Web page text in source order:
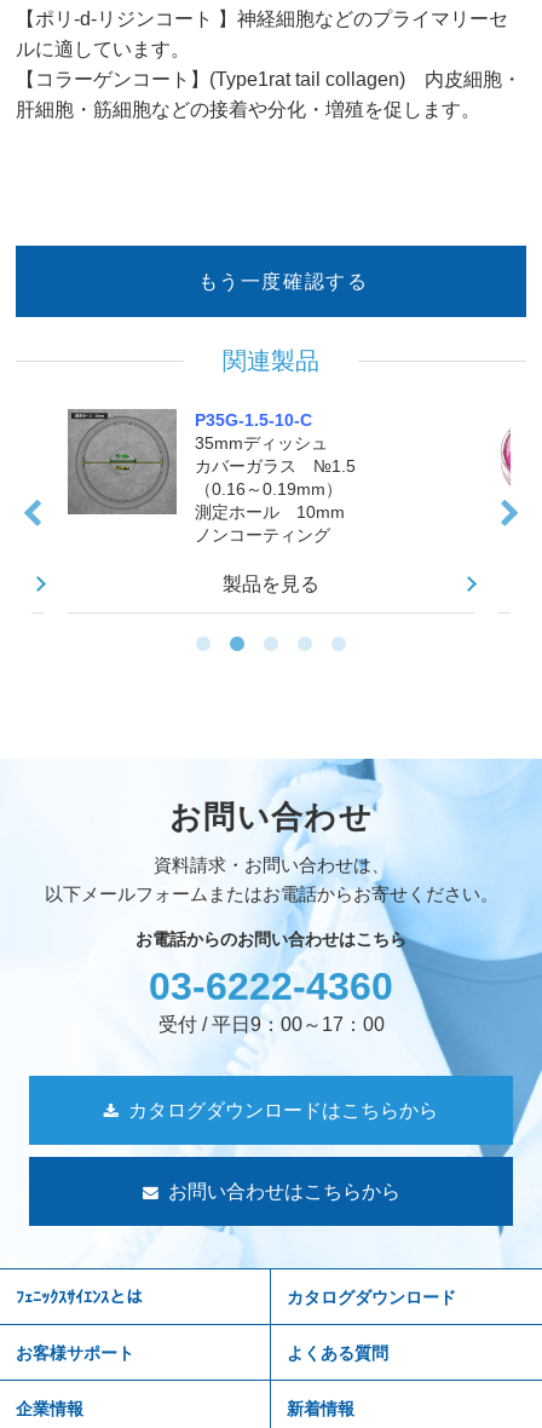
【ポリ-d-リジンコート 】神経細胞などのプライマリーセ
ルに適しています。
【コラーゲンコート】(Type1rat tail collagen) 内皮細胞・
肝細胞・筋細胞などの接着や分化・増殖を促します。
もう一度確認する
関連製品
P35G-1.5-10-C
35mmディッシュ
カバーガラス №1.5
（0.16～0.19mm）
測定ホール 10mm
ノンコーティング
製品を見る
ノンコーティング
製品を見る
お問い合わせ
資料請求・お問い合わせは、
以下メールフォームまたはお電話からお寄せください。
お電話からのお問い合わせはこちら
03-6222-4360
受付 / 平日9：00～17：00
カタログダウンロードはこちらから
お問い合わせはこちらから
ﾌｪﾆｯｸｽｻｲｴﾝｽとは カタログダウンロード
お客様サポート よくある質問
企業情報 新着情報